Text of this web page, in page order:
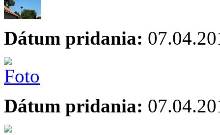
Dátum pridania:
Dátum pridania: